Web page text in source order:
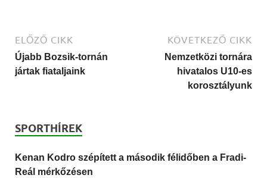
ELŐZŐ CIKK
Újabb Bozsik-tornán
jártak fiataljaink
KÖVETKEZŐ CIKK
Nemzetközi tornára
hivatalos U10-es
korosztályunk
SPORTHÍREK
Kenan Kodro szépített a második félidőben a Fradi-
Reál mérkőzésen